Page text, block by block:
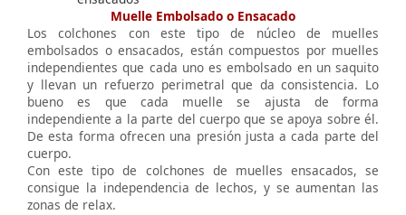
Muelle Embolsado o Ensacado
Los colchones con este tipo de núcleo de muelles
embolsados o ensacados, están compuestos por muelles
independientes que cada uno es embolsado en un saquito
y llevan un refuerzo perimetral que da consistencia. Lo
bueno es que cada muelle se ajusta de forma
independiente a la parte del cuerpo que se apoya sobre él.
De esta forma ofrecen una presión justa a cada parte del
cuerpo.
Con este tipo de colchones de muelles ensacados, se
consigue la independencia de lechos, y se aumentan las
zonas de relax.